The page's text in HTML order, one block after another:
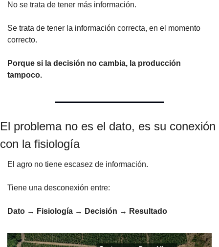
No se trata de tener más información.
Se trata de tener la información correcta, en el momento
correcto.
Porque si la decisión no cambia, la producción
tampoco.
El problema no es el dato, es su conexión
con la fisiología
El agro no tiene escasez de información.
Tiene una desconexión entre:
Dato → Fisiología → Decisión → Resultado